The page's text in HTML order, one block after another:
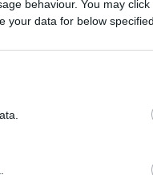
behaviour. You may
your data for below
αναδιανομή
ηλεκτρικής
MW έως το τέλος